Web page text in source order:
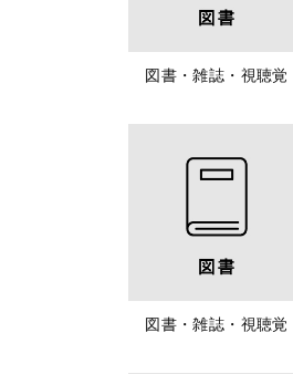
図書・雑誌・視聴覚
図書・雑誌・視聴覚